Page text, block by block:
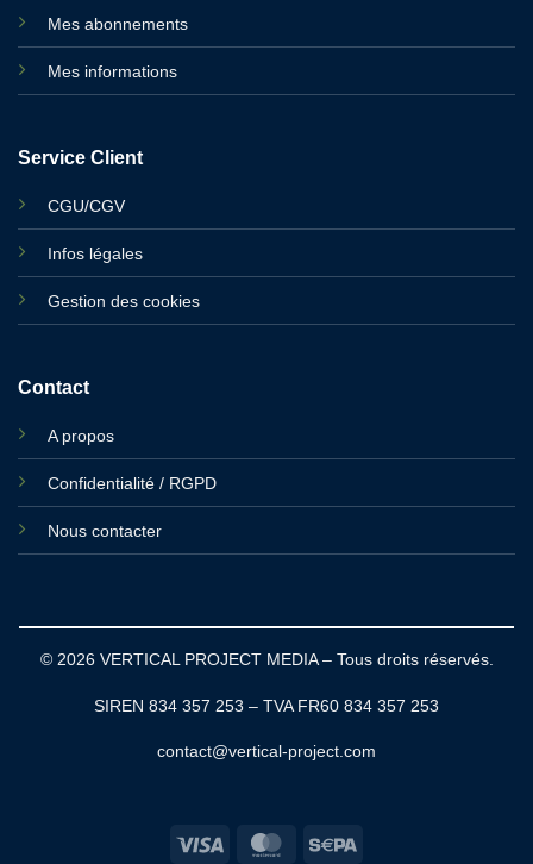
Mes abonnements
Mes informations
Service Client
CGU/CGV
Infos légales
Gestion des cookies
Contact
A propos
Confidentialité / RGPD
Nous contacter
© 2026 VERTICAL PROJECT MEDIA – Tous droits réservés.
SIREN 834 357 253 – TVA FR60 834 357 253
contact@vertical-project.com
Visa MasterCard